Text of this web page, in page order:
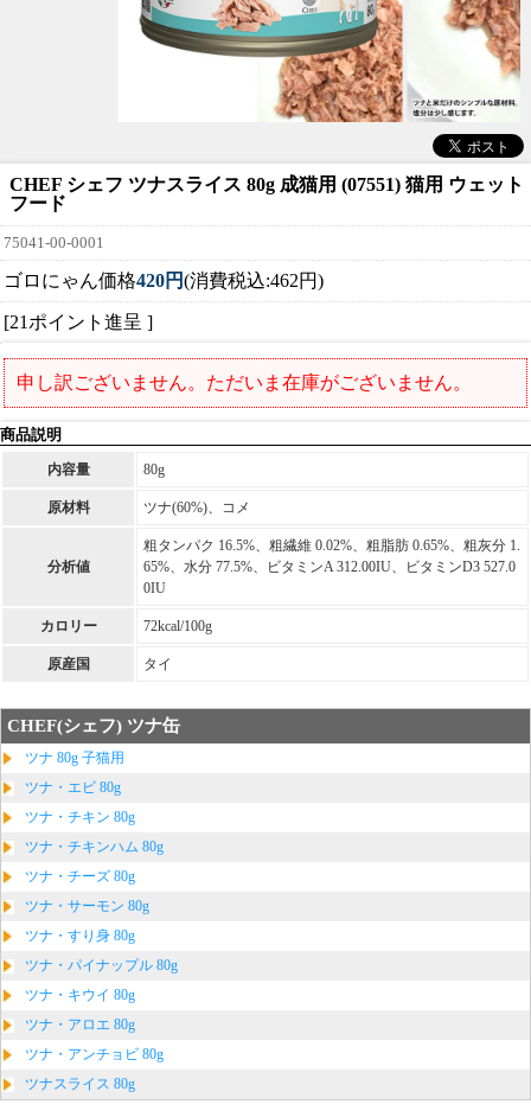
CHEF シェフ ツナスライス 80g 成猫用 (07551) 猫用 ウェット
フード
75041-00-0001
ゴロにゃん価格420円(消費税込:462円)
[21ポイント進呈 ]
申し訳ございません。ただいま在庫がございません。
商品説明
内容量 80g
原材料 ツナ(60%)、コメ
分析値
粗タンパク 16.5%、粗繊維 0.02%、粗脂肪 0.65%、粗灰分 1.
65%、水分 77.5%、ビタミンA 312.00IU、ビタミンD3 527.0
0IU
カロリー 72kcal/100g
原産国 タイ
CHEF(シェフ) ツナ缶
ツナ 80g 子猫用
ツナ・エビ 80g
ツナ・チキン 80g
ツナ・チキンハム 80g
ツナ・チーズ 80g
ツナ・サーモン 80g
ツナ・すり身 80g
ツナ・パイナップル 80g
ツナ・キウイ 80g
ツナ・アロエ 80g
ツナ・アンチョビ 80g
ツナスライス 80g